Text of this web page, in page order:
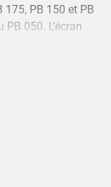
175, PB 150 et PB
050. L’écran